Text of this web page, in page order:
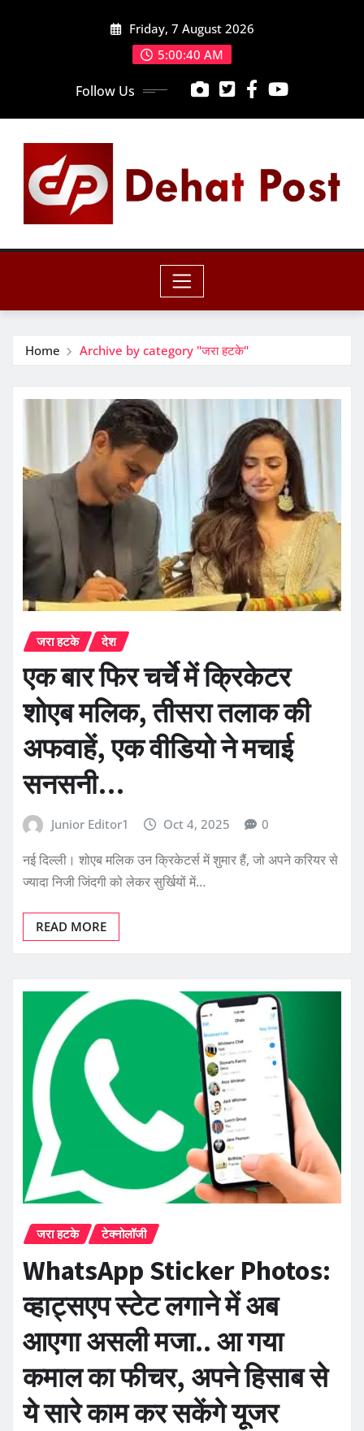
Friday, 7 August 2026
5:00:42 AM
Follow Us
Home Archive by category "जरा हटके"
जरा हटके देश
एक बार फिर चर्चे में क्रिकेटर
शोएब मलिक, तीसरा तलाक की
अफवाहें, एक वीडियो ने मचाई
सनसनी…
Junior Editor1 Oct 4, 2025 0
नई दिल्ली। शोएब मलिक उन क्रिकेटर्स में शुमार हैं, जो अपने करियर से
ज्यादा निजी जिंदगी को लेकर सुर्खियों में…
READ MORE
जरा हटके टेक्नोलॉजी
WhatsApp Sticker Photos:
व्हाट्सएप स्टेट लगाने में अब
आएगा असली मजा.. आ गया
कमाल का फीचर, अपने हिसाब से
ये सारे काम कर सकेंगे यूजर